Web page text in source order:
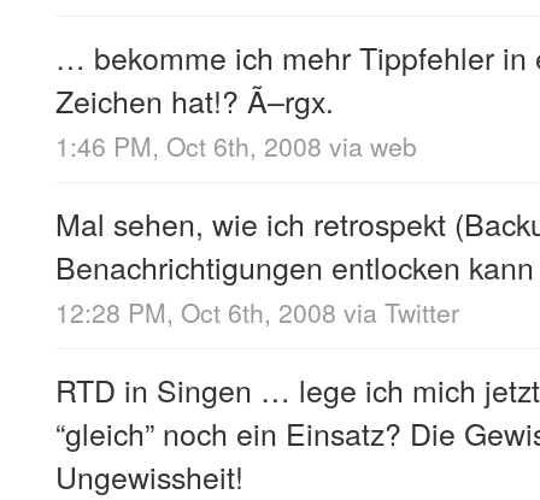
… bekomme ich mehr Tippfehler in
Zeichen hat!? Ã–rgx.
1:46 PM, Oct 6th, 2008 via web
Mal sehen, wie ich retrospekt
Benachrichtigungen entlocken
12:28 PM, Oct 6th, 2008 via Twitter
RTD in Singen … lege ich mich
“gleich” noch ein Einsatz? Die
Ungewissheit!